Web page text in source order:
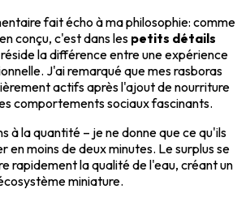
fait écho à ma philosophie: comme
conçu, c'est dans les petits détails
la différence entre une expérience
J'ai remarqué que mes rasboras
actifs après l'ajout de nourriture
comportements sociaux fascinants.
à la quantité – je ne donne que ce qu'ils
en moins de deux minutes. Le surplus se
rapidement la qualité de l'eau, créant un
miniature.